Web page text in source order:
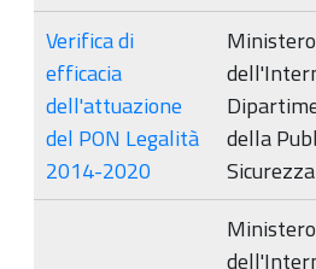
Verifica di
efficacia
dell'attuazione
del PON Legalità
2014-2020
Ministero
della
Sicurezza
Ministero